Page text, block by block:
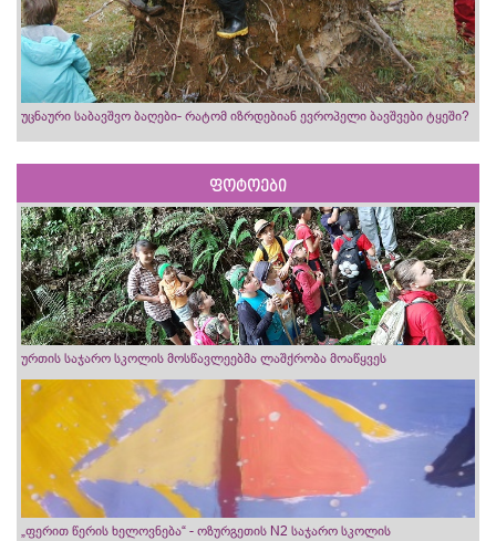
უცნაური საბავშვო ბაღები- რატომ იზრდებიან ევროპელი ბავშვები ტყეში?
ფოტოები
ურთის საჯარო სკოლის მოსწავლეებმა ლაშქრობა მოაწყვეს
„ფერით წერის ხელოვნება“ - ოზურგეთის N2 საჯარო სკოლის